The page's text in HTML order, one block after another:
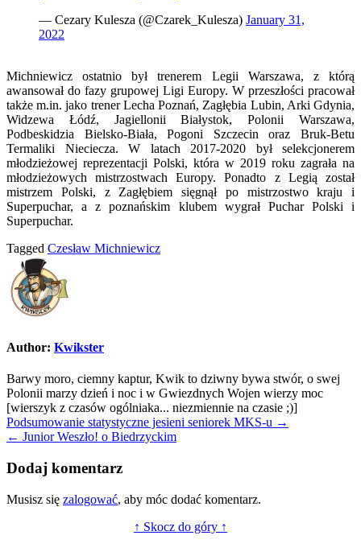
— Cezary Kulesza (@Czarek_Kulesza) January 31,
2022
Michniewicz ostatnio był trenerem Legii Warszawa, z którą
awansował do fazy grupowej Ligi Europy. W przeszłości pracował
także m.in. jako trener Lecha Poznań, Zagłębia Lubin, Arki Gdynia,
Widzewa Łódź, Jagiellonii Białystok, Polonii Warszawa,
Podbeskidzia Bielsko-Biała, Pogoni Szczecin oraz Bruk-Betu
Termaliki Nieciecza. W latach 2017-2020 był selekcjonerem
młodzieżowej reprezentacji Polski, która w 2019 roku zagrała na
młodzieżowych mistrzostwach Europy. Ponadto z Legią został
mistrzem Polski, z Zagłębiem sięgnął po mistrzostwo kraju i
Superpuchar, a z poznańskim klubem wygrał Puchar Polski i
Superpuchar.
Tagged Czesław Michniewicz
Author: Kwikster
Barwy moro, ciemny kaptur, Kwik to dziwny bywa stwór, o swej
Polonii marzy dzień i noc i w Gwiezdnych Wojen wierzy moc
[wierszyk z czasów ogólniaka... niezmiennie na czasie ;)]
Nawigacja
wpisu
Podsumowanie statystyczne jesieni seniorek MKS-u →
← Junior Weszło! o Biedrzyckim
Dodaj komentarz
Musisz się zalogować, aby móc dodać komentarz.
↑ Skocz do góry ↑